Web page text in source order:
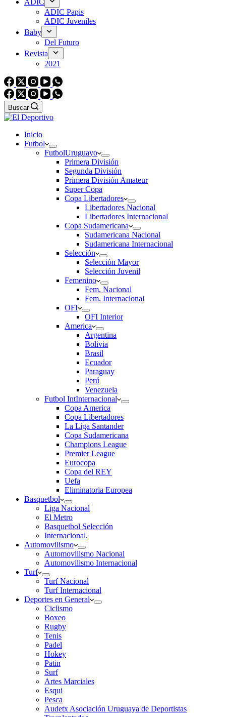
ADIC
ADIC Papis
ADIC Juveniles
Baby
Del Futuro
Revista
2021
Buscar
Inicio
Futbol
FutbolUruguayo
Primera División
Segunda División
Primera División Amateur
Super Copa
Copa Libertadores
Libertadores Nacional
Libertadores Internacional
Copa Sudamericana
Sudamericana Nacional
Sudamericana Internacional
Selección
Selección Mayor
Selección Juvenil
Femenino
Fem. Nacional
Fem. Internacional
OFI
OFI Interior
America
Argentina
Bolivia
Brasil
Ecuador
Paraguay
Perú
Venezuela
Futbol IntInternacional
Copa America
Copa Libertadores
La Liga Santander
Copa Sudamericana
Champions League
Premier League
Eurocopa
Copa del REY
Uefa
Eliminatoria Europea
Basquetbol
Liga Nacional
El Metro
Basquetbol Selección
Internacional.
Automovilismo
Automovilismo Nacional
Automovilismo Internacional
Turf
Turf Nacional
Turf Internacional
Deportes en General
Ciclismo
Boxeo
Rugby
Tenis
Padel
Hokey
Patin
Surf
Artes Marciales
Esqui
Pesca
Audetx Asociación Uruguaya de Deportistas